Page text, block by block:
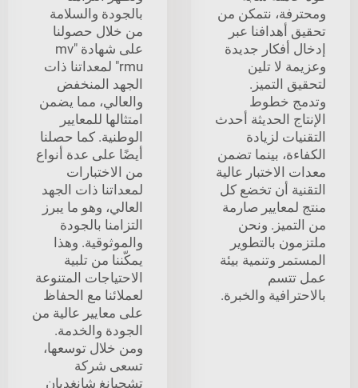
ومحترفة، نتمكن من
تحقيق أهدافنا عبر
إدخال أفكار جديدة
وعزيمة لا تلين
لتحقيق التميز.
وتدمج خطوط
الإنتاج الحديثة أحدث
التقنيات لزيادة
الكفاءة، بينما تضمن
معدات الاختبار عالية
التقنية أن تخضع كل
منتج لمعايير صارمة
من التميز. ونحن
ملتزمون بالتطوير
المستمر وتنمية بيئة
عمل تتسم
بالاحترافية والخبرة.
بالجودة والسلامة
من خلال حصولنا
على شهادة "mv
rmu" لمعداتنا ذات
الجهد المنخفض
والعالي، مما يضمن
امتثالها للمعايير
الوطنية. كما حصلنا
أيضًا على عدة أنواع
من الاختبارات
لمعداتنا ذات الجهد
العالي، وهو ما يبرز
التزامنا بالجودة
والموثوقية. وهذا
يمكّننا من تلبية
الاحتياجات المتنوعة
لعملائنا مع الحفاظ
على معايير عالية من
الجودة والخدمة.
ومن خلال توسعها،
تسعى شركة
تشجيانغ شانغديان